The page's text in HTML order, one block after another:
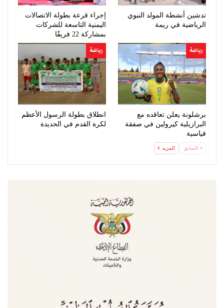
تدشين أنشطة المولد النبوي
الرياضية في ريمة
إجراء قرعة بطولة الاتصالات
اليمنية التاسعة للشركات
بمشاركة 22 فريقًا
رياضة
برشلونة يعلن تعاقده مع
البرازيلية كيرولين في صفقة
قياسية
رياضة
انطلاق بطولة الرسول الأعظم
لكرة القدم في الحديدة
السابق المزيد